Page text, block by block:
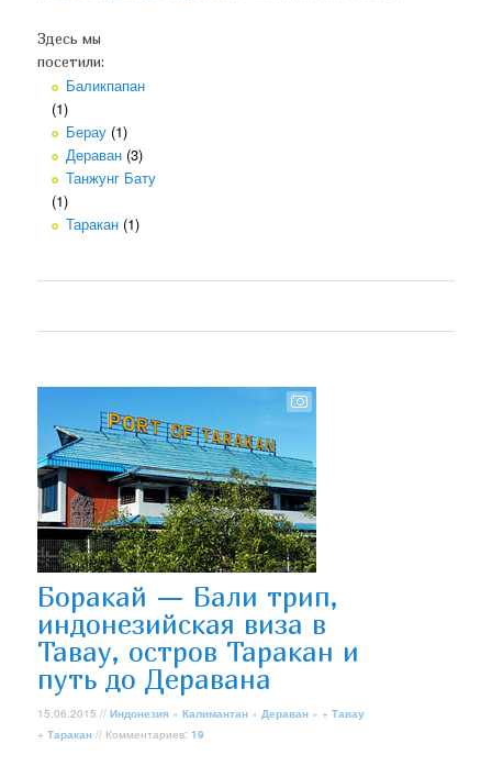
Здесь мы
посетили:
Баликпапан
(1)
Берау (1)
Дераван (3)
Танжунг Бату
(1)
Таракан (1)
Боракай — Бали трип,
индонезийская виза в
Тавау, остров Таракан и
путь до Деравана
15.06.2015 //Индонезия »Калимантан » Дераван » +Тавау
+Таракан // Комментариев:19